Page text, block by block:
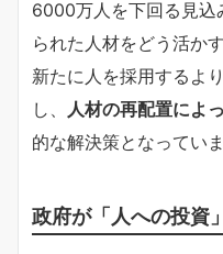
6000万人を下回る見込
られた人材をどう活か
新たに人を採用するよ
し、
人材の再配置によ
的な解決策となっていま
政府が「人への投資